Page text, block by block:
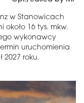
w Stanowicach
16 tys. mkw.
wykonawcy
uruchomienia
2027 roku.